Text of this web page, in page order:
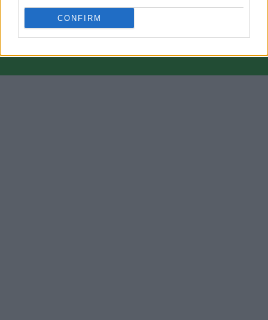
CONFIRM
"Calciomercato Magazine" non è una testata giornalistica, ma un sito di informazione di
proprietà di Napoli Magazine.